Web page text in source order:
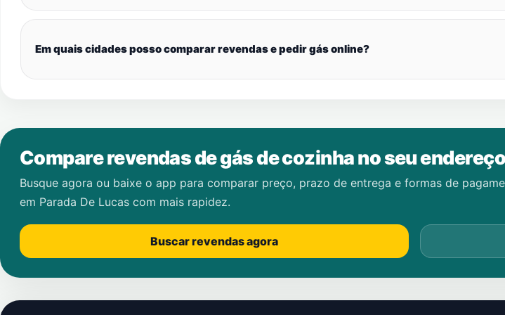
Em quais cidades posso comparar revendas e pedir gás online?
Compare revendas de gás de cozinha no seu endereço
Busque agora ou baixe o app para comparar preço, prazo de entrega e formas de
em Parada De Lucas com mais rapidez.
Buscar revendas agora